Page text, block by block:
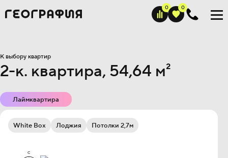
К выбору квартир
2-к. квартира, 54,64 м²
Лаймквартира
White Box Лоджия Потолки 2,7м